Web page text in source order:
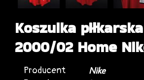
Koszulka
2000/02 Home
Producent
Nike